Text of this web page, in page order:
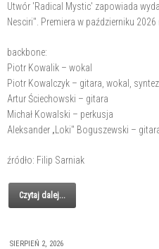
Utwór 'Radical Mystic' zapowiada
Nesciri". Premiera w październiku 2026
backbone:
Piotr Kowalik – wokal
Piotr Kowalczyk – gitara, wokal,
Artur Ściechowski – gitara
Michał Kowalski – perkusja
Aleksander „Loki" Boguszewski –
źródło: Filip Sarniak
Czytaj dalej...
SIERPIEŃ 2, 2026